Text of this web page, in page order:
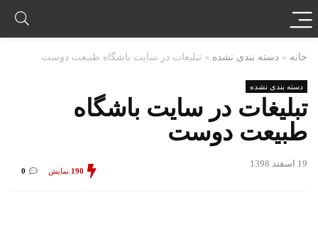
خانه » دسته بندی نشده » تبلیغات در سایت باشگاه طبیعت دوست
دسته بندی نشده
تبلیغات در سایت باشگاه
طبیعت دوست
19 اسفند 1398
190 نمایش 0